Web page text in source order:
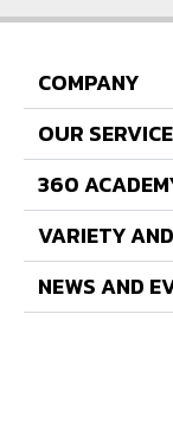
COMPANY
OUR
360
VARIETY
NEWS AND